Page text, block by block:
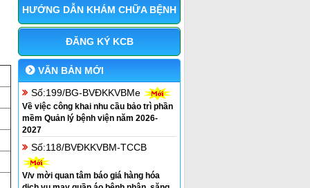
HƯỚNG DẪN KHÁM CHỮA BỆNH
ĐĂNG KÝ KCB
VĂN BẢN MỚI
Số:199/BG-BVĐKKVBMe
Về việc công khai nhu cầu bảo trì phần
mềm Quản lý bệnh viện năm 2026-
2027
Số:118/BVĐKKVBM-TCCB
V/v mời quan tâm báo giá hàng hóa